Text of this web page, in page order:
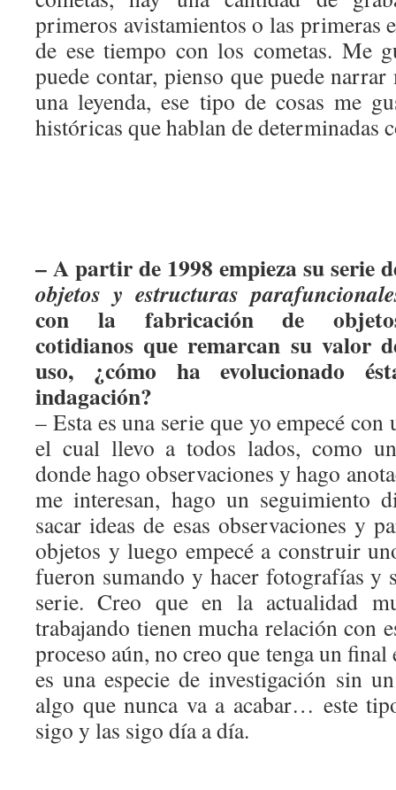
primeros avistamientos o las primeras
de ese tiempo con los cometas. Me
puede contar, pienso que puede narrar
una leyenda, ese tipo de cosas me
históricas que hablan de determinadas
– A partir de 1998 empieza su serie
objetos y estructuras
con la fabricación de
cotidianos que remarcan su valor
uso, ¿cómo ha evolucionado
indagación?
– Esta es una serie que yo empecé
el cual llevo a todos lados, como
donde hago observaciones y hago
me interesan, hago un seguimiento
sacar ideas de esas observaciones y
objetos y luego empecé a construir
fueron sumando y hacer fotografías y
serie. Creo que en la actualidad
trabajando tienen mucha relación con
proceso aún, no creo que tenga un
es una especie de investigación sin
algo que nunca va a acabar… este
sigo y las sigo día a día.